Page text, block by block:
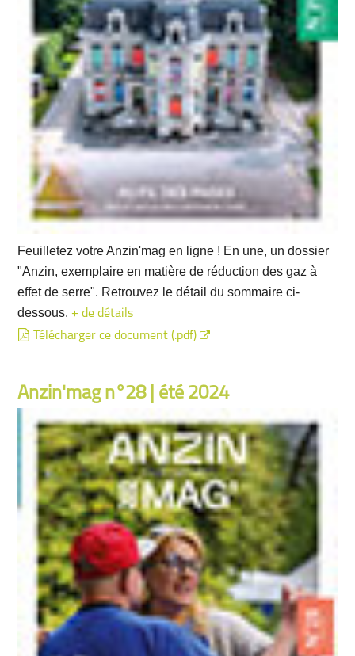
Feuilletez votre Anzin'mag en ligne ! En une, un dossier
"Anzin, exemplaire en matière de réduction des gaz à
effet de serre". Retrouvez le détail du sommaire ci-
dessous.+ de détails
Télécharger ce document (.pdf)
Anzin'mag n°28 | été 2024